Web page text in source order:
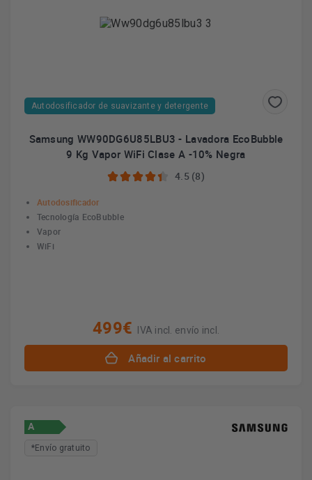
Autodosificador de suavizante y detergente
Samsung WW90DG6U85LBU3 - Lavadora EcoBubble
9 Kg Vapor WiFi Clase A -10% Negra
4.5 (8)
Autodosificador
Tecnología EcoBubble
Vapor
WiFi
499€ IVA incl. envío incl.
Añadir al carrito
A
*Envío gratuito